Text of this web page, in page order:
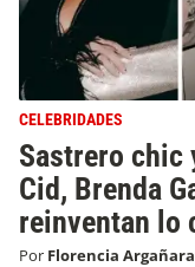
CELEBRIDADES
Sastrero chic
Cid, Brenda
reinventan lo
Por Florencia